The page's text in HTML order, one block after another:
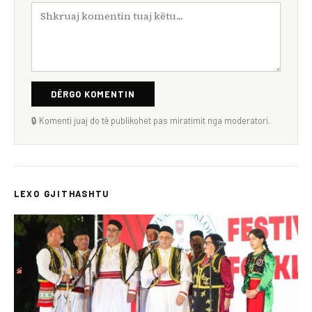
DËRGO KOMENTIN
🔒 Komenti juaj do të publikohet pas miratimit nga moderatori.
LEXO GJITHASHTU